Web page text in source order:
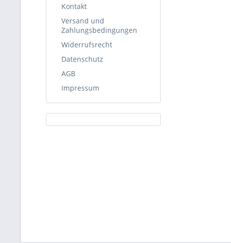
Kontakt
Versand und
Zahlungsbedingungen
Widerrufsrecht
Datenschutz
AGB
Impressum